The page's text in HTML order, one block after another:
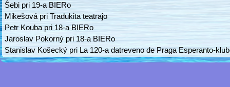
Ŝebi pri 19-a BIERo
Mikešová pri Tradukita teatraĵo
Petr Kouba pri 18-a BIERo
Jaroslav Pokorný pri 18-a BIERo
Stanislav Košecký pri La 120-a datreveno de Praga Esperanto-